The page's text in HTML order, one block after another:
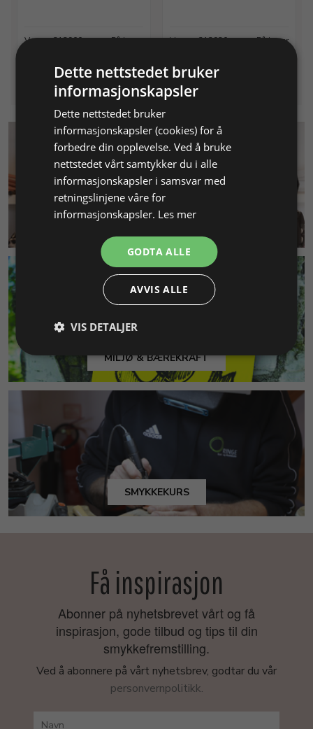
Varenr. 212900 På lager Varenr. 212930 På lager
KUNDESERVICE
MILJØ & BÆREKRAFT
SMYKKEKURS
Få inspirasjon
Abonner på nyhetsbrevet vårt og få
inspirasjon, gode tilbud og tips til din
smykkefremstilling.
Ved å abonnere på vårt nyhetsbrev, godtar du vår
personvernpolitikk.
Dette nettstedet bruker
informasjonskapsler
Dette nettstedet bruker
informasjonskapsler (cookies) for å
forbedre din opplevelse. Ved å bruke
nettstedet vårt samtykker du i alle
informasjonskapsler i samsvar med
retningslinjene våre for
informasjonskapsler. Les mer
GODTA ALLE
AVVIS ALLE
VIS DETALJER